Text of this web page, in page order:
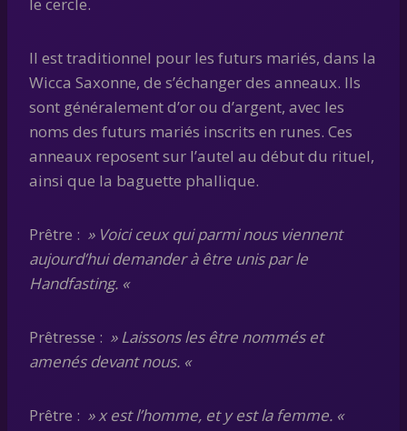
Il est traditionnel pour les futurs mariés, dans la
Wicca Saxonne, de s’échanger des anneaux. Ils
sont généralement d’or ou d’argent, avec les
noms des futurs mariés inscrits en runes. Ces
anneaux reposent sur l’autel au début du rituel,
ainsi que la baguette phallique.
Prêtre : » Voici ceux qui parmi nous viennent
aujourd’hui demander à être unis par le
Handfasting. «
Prêtresse : » Laissons les être nommés et
amenés devant nous. «
Prêtre : » x est l’homme, et y est la femme. «